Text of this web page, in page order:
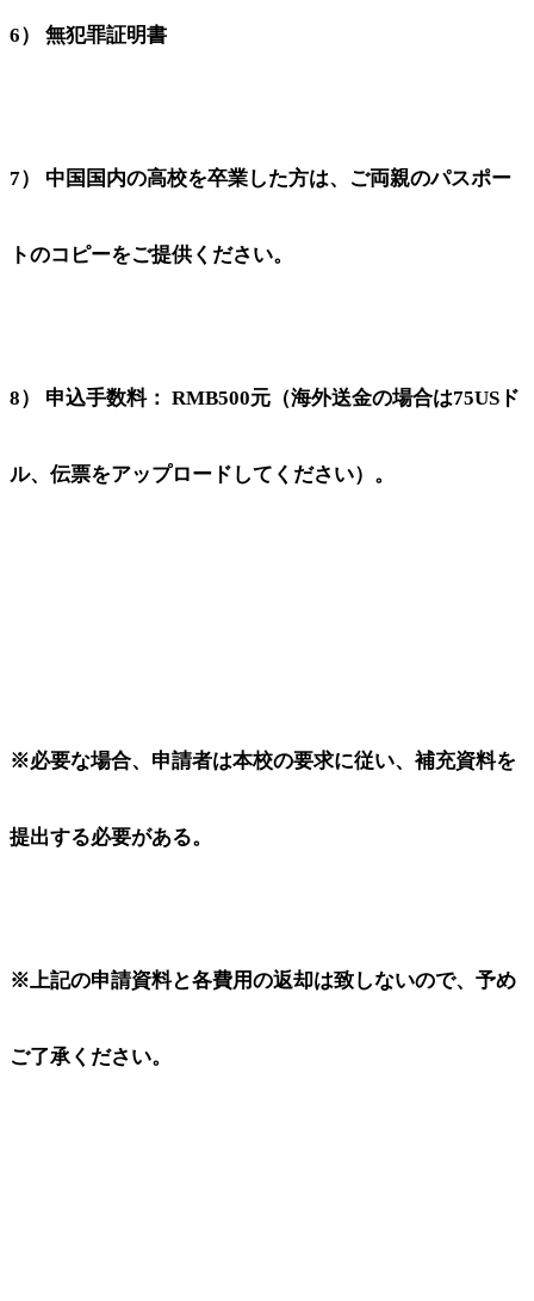
6） 無犯罪証明書
7） 中国国内の高校を卒業した方は、ご両親のパスポー
トのコピーをご提供ください。
8） 申込手数料： RMB500元（海外送金の場合は75USド
ル、伝票をアップロードしてください）。
※必要な場合、申請者は本校の要求に従い、補充資料を
提出する必要がある。
※上記の申請資料と各費用の返却は致しないので、予め
ご了承ください。